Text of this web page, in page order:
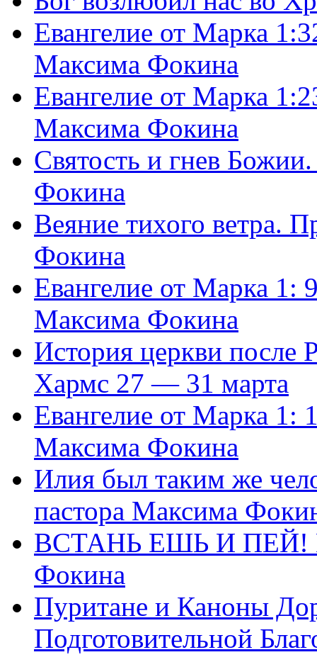
Евангелие от Марка
Максима Фокина
Евангелие от Марка
Максима Фокина
Святость и гнев
Фокина
Веяние тихого ветра.
Фокина
Евангелие от Марка 1:
Максима Фокина
История церкви
Хармс 27 — 31 марта
Евангелие от Марка 1:
Максима Фокина
Илия был таким же
пастора Максима
ВСТАНЬ ЕШЬ И ПЕЙ!
Фокина
Пуритане и Каноны
Подготовительной